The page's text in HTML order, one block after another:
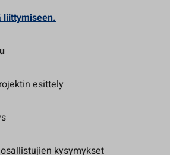
liittymiseen.
esittely
kysymykset